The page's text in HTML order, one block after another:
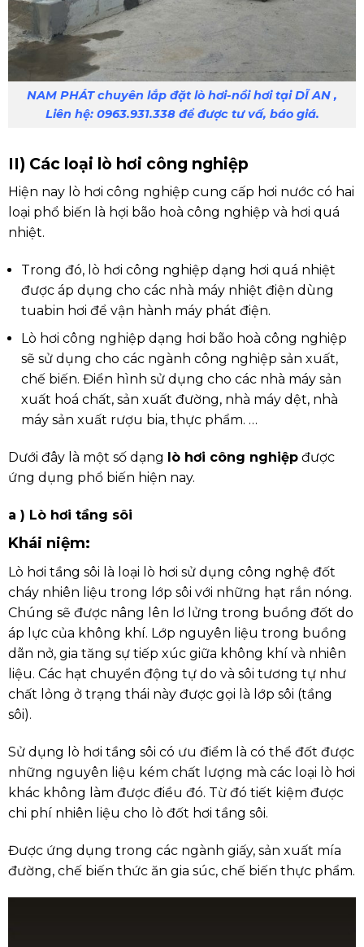
NAM PHÁT chuyên lắp đặt lò hơi-nồi hơi tại DĨ AN ,
Liên hệ: 0963.931.338 để được tư vấ, báo giá.
II) Các loại lò hơi công nghiệp
Hiện nay lò hơi công nghiệp cung cấp hơi nước có hai
loại phổ biến là hợi bão hoà công nghiệp và hơi quá
nhiệt.
Trong đó, lò hơi công nghiệp dạng hơi quá nhiệt
được áp dụng cho các nhà máy nhiệt điện dùng
tuabin hơi để vận hành máy phát điện.
Lò hơi công nghiệp dạng hơi bão hoà công nghiệp
sẽ sử dụng cho các ngành công nghiệp sản xuất,
chế biến. Điển hình sử dụng cho các nhà máy sản
xuất hoá chất, sản xuất đường, nhà máy dệt, nhà
máy sản xuất rượu bia, thực phẩm. …
Dưới đây là một số dạng lò hơi công nghiệpđược
ứng dụng phổ biến hiện nay.
a ) Lò hơi tầng sôi
Khái niệm:
Lò hơi tầng sôi là loại lò hơi sử dụng công nghệ đốt
cháy nhiên liệu trong lớp sôi với những hạt rắn nóng.
Chúng sẽ được nâng lên lơ lửng trong buồng đốt do
áp lực của không khí. Lớp nguyên liệu trong buồng
dãn nở, gia tăng sự tiếp xúc giữa không khí và nhiên
liệu. Các hạt chuyển động tự do và sôi tương tự như
chất lỏng ở trạng thái này được gọi là lớp sôi (tầng
sôi).
Sử dụng lò hơi tầng sôi có ưu điểm là có thể đốt được
những nguyên liệu kém chất lượng mà các loại lò hơi
khác không làm được điều đó. Từ đó tiết kiệm được
chi phí nhiên liệu cho lò đốt hơi tầng sôi.
Được ứng dụng trong các ngành giấy, sản xuất mía
đường, chế biến thức ăn gia súc, chế biến thực phẩm.